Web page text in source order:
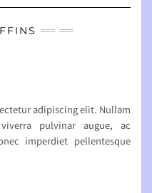
adipiscing elit. Nullam
pulvinar augue, ac
imperdiet pellentesque